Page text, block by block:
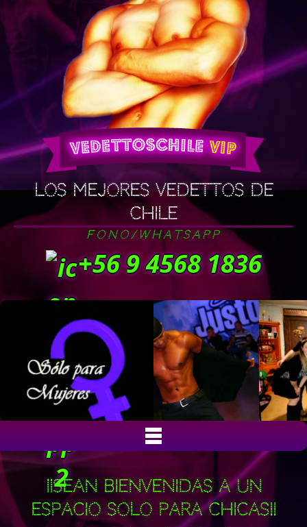
Los mejores vedettos de
chile
Fono/WhatsApp
+56 9 4568 1836
¡¡Sean bienvenidas a un
espacio solo para chicas!!